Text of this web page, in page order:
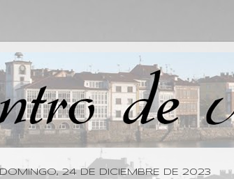
DOMINGO, 24 DE DICIEMBRE DE 2023